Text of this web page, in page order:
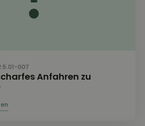
007
Anfahren zu